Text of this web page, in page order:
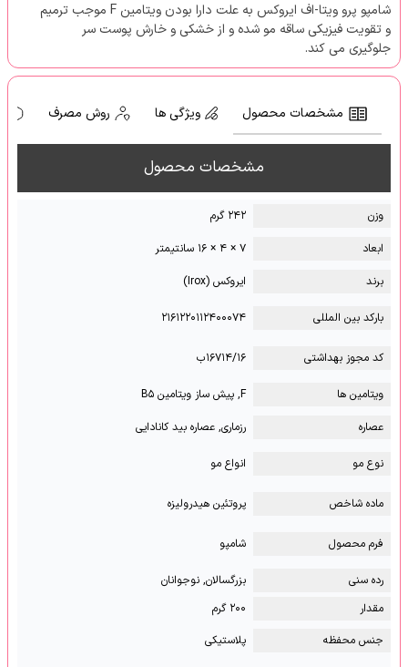
شامپو پرو ویتا-اف ایروکس به علت دارا بودن ویتامین F موجب ترمیم
و تقویت فیزیکی ساقه مو شده و از خشکی و خارش پوست سر
جلوگیری می کند.
مشخصات محصول ویژگی ها روش مصرف
مشخصات محصول
وزن
۲۴۲ گرم
ابعاد
۷ × ۴ × ۱۶ سانتیمتر
برند
ایروکس (Irox)
بارکد بین المللی ۲۱۶۱۲۲۰۱۱۲۴۰۰۰۷۴
کد مجوز بهداشتی ۱۶۷۱۴/۱۶ب
ویتامین ها
F, پیش ساز ویتامین B۵
عصاره
رزماری, عصاره بید کانادایی
نوع مو انواع مو
ماده شاخص پروتئین هیدرولیزه
فرم محصول شامپو
رده سنی
بزرگسالان, نوجوانان
مقدار
۲۰۰ گرم
جنس محفظه
پلاستیکی